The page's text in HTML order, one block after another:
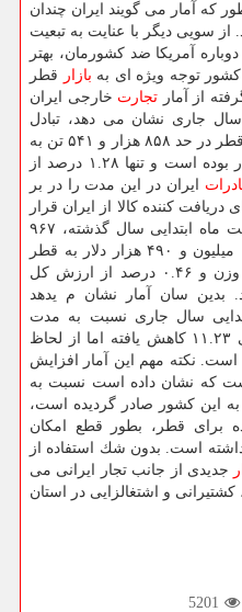
كه آمار می گویند ایران چندان
از سویی دیگر با عنایت به تبعیت
آمریكا ضد كشورمان، بهتر
توجه ویژه ای به بازار
قطر
از آمار تجارت خارجی ایران
سال جاری نشان می دهد، تبادل
تجاری در حوزه كالاهای غیرنفتی با قطر در حد ۸۵۸ هزار و ۵۴۱ تن به
ارزش ۱۶۰ میلیون و ۵۶۸ هزار دلار بوده است و تنها ۱.۲۸ درصد از
ایران در این مدت را در بر
در رده ۲۱ كشورهای دریافت كننده كالا از ایران قرار
داده است. بر مبنای آمار، طی هفت ماه ابتدایی سال گذشته، ۹۶۷
هزار و ۱۵۲ تن كالا به ارزش ۱۱۱ میلیون و ۴۹۰ هزار دلار به قطر
بدین سان آمار نشان م یدهد
سال جاری نسبت به مدت
مشابه سال گذشته، از لحاظ وزنی ۱۱.۲۳ كاهش یافته اما از لحاظ
یافته است. نكته مهم این آمار افزایش
كه نشان داده است نسبت به
به این كشور صادر گردیده است،
برای قطر، بطور قطع امكان
است. بدون شك استفاده از
جدیدی از جانب تجار ایرانی می
كشتیرانی و اشتغالزایی در استان
5201